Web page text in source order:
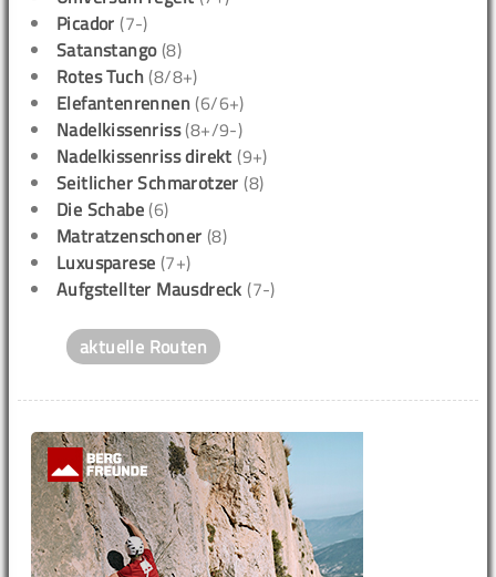
Picador (7-)
Satanstango(8)
Rotes Tuch (8/8+)
Elefantenrennen (6/6+)
Nadelkissenriss(8+/9-)
Nadelkissenriss direkt (9+)
Seitlicher Schmarotzer (8)
Die Schabe (6)
Matratzenschoner (8)
Luxusparese (7+)
Aufgstellter Mausdreck (7-)
aktuelle Routen